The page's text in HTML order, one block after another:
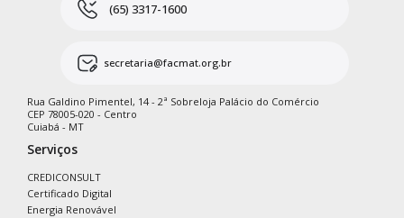
(65) 3317-1600
secretaria@facmat.org.br
Rua Galdino Pimentel, 14 - 2ª Sobreloja Palácio do Comércio
CEP 78005-020 - Centro
Cuiabá - MT
Serviços
CREDICONSULT
Certificado Digital
Energia Renovável